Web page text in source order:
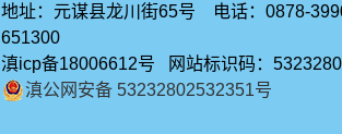
地址：元谋县龙川街65号 电话：0878-
651300
滇icp备18006612号 网站标识码：
滇公网安备 53232802532351号